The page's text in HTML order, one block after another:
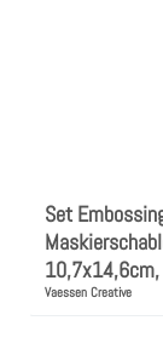
Set
Vaessen Creative